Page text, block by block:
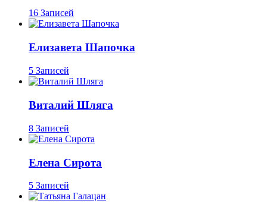
16 Записей
Елизавета Шапочка
5 Записей
Виталий Шляга
8 Записей
Елена Сирота
5 Записей